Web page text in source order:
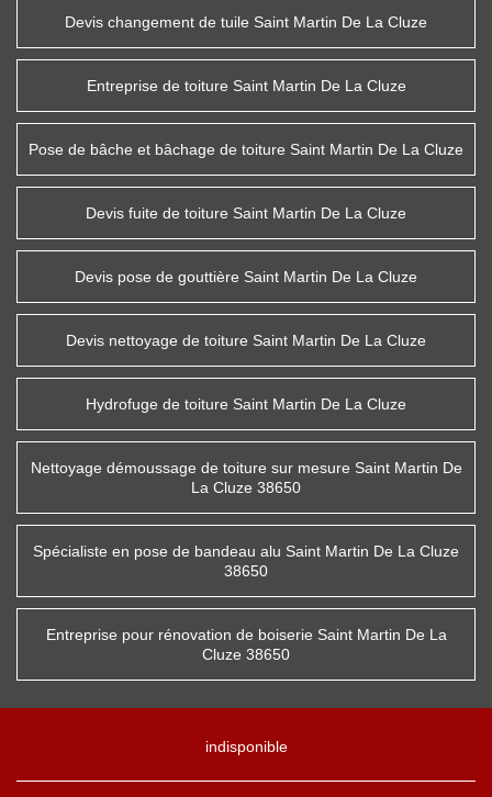
Devis changement de tuile Saint Martin De La Cluze
Entreprise de toiture Saint Martin De La Cluze
Pose de bâche et bâchage de toiture Saint Martin De La Cluze
Devis fuite de toiture Saint Martin De La Cluze
Devis pose de gouttière Saint Martin De La Cluze
Devis nettoyage de toiture Saint Martin De La Cluze
Hydrofuge de toiture Saint Martin De La Cluze
Nettoyage démoussage de toiture sur mesure Saint Martin De
La Cluze 38650
Spécialiste en pose de bandeau alu Saint Martin De La Cluze
38650
Entreprise pour rénovation de boiserie Saint Martin De La
Cluze 38650
indisponible